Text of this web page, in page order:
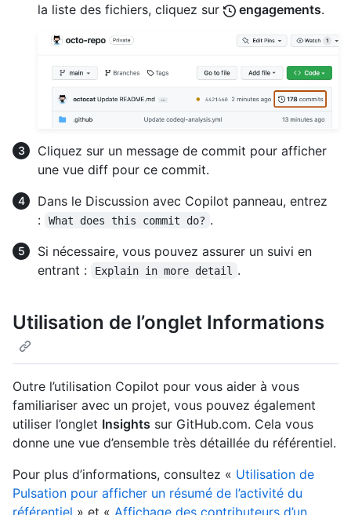
la liste des fichiers, cliquez sur
engagements.
Cliquez sur un message de commit pour afficher
une vue diff pour ce commit.
Dans le Discussion avec Copilot panneau, entrez
:
What does this commit do? .
Si nécessaire, vous pouvez assurer un suivi en
entrant :
Explain in more detail .
Utilisation de l’onglet Informations
Outre l’utilisation Copilot pour vous aider à vous
familiariser avec un projet, vous pouvez également
utiliser l’onglet Insights sur GitHub.com. Cela vous
donne une vue d’ensemble très détaillée du référentiel.
Pour plus d’informations, consultez « Utilisation de
Pulsation pour afficher un résumé de l’activité du
référentiel » et « Affichage des contributeurs d’un